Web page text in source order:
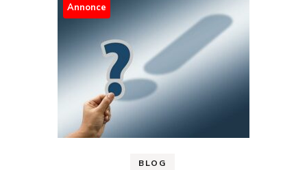
Annonce
BLOG